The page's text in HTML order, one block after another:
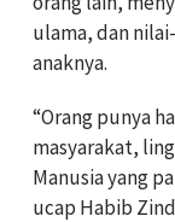
ulama, dan
anaknya.
“Orang punya
masyarakat,
Manusia yang
ucap Habib